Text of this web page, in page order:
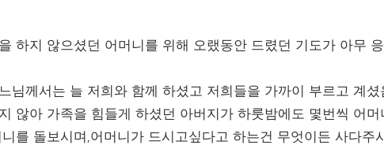
하지 않으셨던 어머니를 위해 오랬동안 드렸던 기도가 아무
님께서는 늘 저희와 함께 하셨고 저희들을 가까이 부르고 계
않아 가족을 힘들게 하셨던 아버지가 하룻밤에도 몇번씩 어
를 돌보시며,어머니가 드시고싶다고 하는건 무엇이든 사다주